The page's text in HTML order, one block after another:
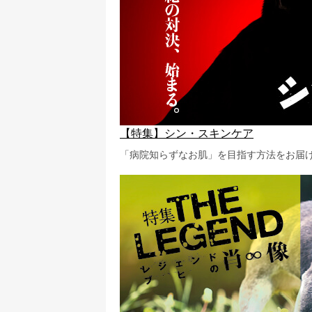
【特集】シン・スキンケア
「病院知らずなお肌」を目指す方法をお届